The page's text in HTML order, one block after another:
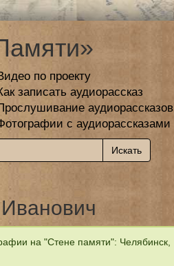
по проекту
записать аудиорассказ
аудиорассказов
с аудиорассказами
на "Стене памяти": Челябинск,